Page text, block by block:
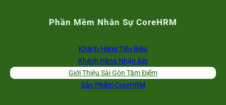
Phần Mềm Nhân Sự CoreHRM
Khách Hàng Tiêu Biểu
Khách Hàng Nhận Xét
Giới Thiệu Sài Gòn Tâm Điểm
Sản Phẩm CoreHRM